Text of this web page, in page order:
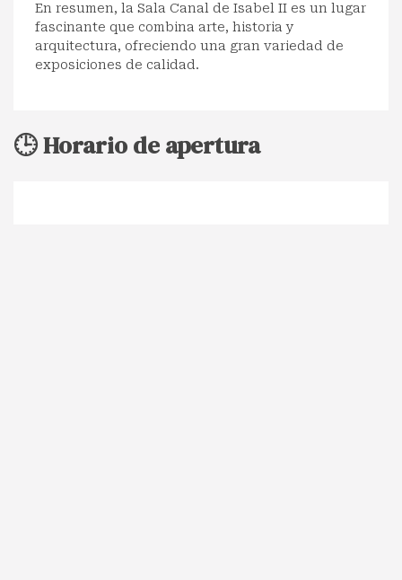
En resumen, la Sala Canal de Isabel II es un lugar
fascinante que combina arte, historia y
arquitectura, ofreciendo una gran variedad de
exposiciones de calidad.
🕒 Horario de apertura